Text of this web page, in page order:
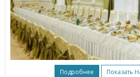
Подробнее Показать